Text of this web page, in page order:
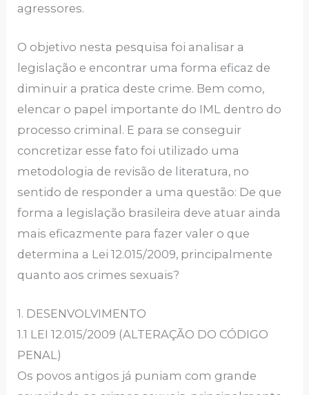
agressores.
O objetivo nesta pesquisa foi analisar a
legislação e encontrar uma forma eficaz de
diminuir a pratica deste crime. Bem como,
elencar o papel importante do IML dentro do
processo criminal. E para se conseguir
concretizar esse fato foi utilizado uma
metodologia de revisão de literatura, no
sentido de responder a uma questão: De que
forma a legislação brasileira deve atuar ainda
mais eficazmente para fazer valer o que
determina a Lei 12.015/2009, principalmente
quanto aos crimes sexuais?
1. DESENVOLVIMENTO
1.1 LEI 12.015/2009 (ALTERAÇÃO DO CÓDIGO
PENAL)
Os povos antigos já puniam com grande